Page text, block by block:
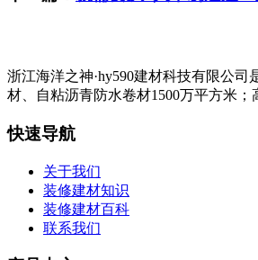
浙江海洋之神·hy590建材科技有限公
材、自粘沥青防水卷材1500万平方米；
快速导航
关于我们
装修建材知识
装修建材百科
联系我们